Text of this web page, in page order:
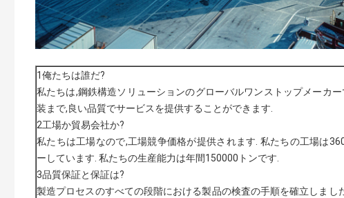
1俺たちは誰だ?
私たちは,鋼鉄構造ソリューションのグローバルワンストップメーカ
装まで,良い品質でサービスを提供することができます.
2工場か貿易会社か?
私たちは工場なので,工場競争価格が提供されます. 私たちの工場は
ーしています. 私たちの生産能力は年間150000トンです.
3品質保証と保証は?
製造プロセスのすべての段階における製品の検査の手順を確立しまし